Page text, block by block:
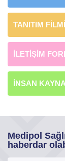
TANITIM FİLMİ
İLETİŞİM
İNSAN
Medipol
haberdar